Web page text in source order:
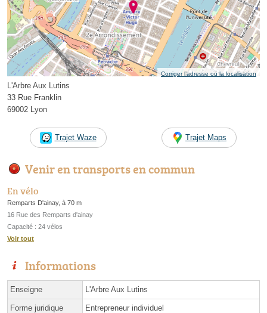
Corriger l’adresse ou la localisation
L'Arbre Aux Lutins
33 Rue Franklin
69002 Lyon
Trajet Waze Trajet Maps
Venir en transports en commun
En vélo
Remparts D'ainay, à 70 m
16 Rue des Remparts d'ainay
Capacité : 24 vélos
Voir tout
Informations
Enseigne L'Arbre Aux Lutins
Forme juridique Entrepreneur individuel